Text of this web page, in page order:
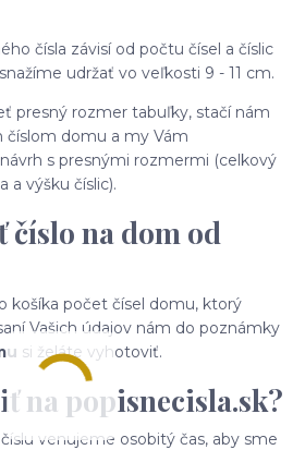
čísla závisí od počtu čísel a číslic
udržať vo veľkosti 9 - 11 cm.
presný rozmer tabuľky, stačí nám
číslom domu a my Vám
s presnými rozmermi (celkový
a výšku číslic).
číslo na dom od
košíka počet čísel domu, ktorý
Vašich údajov nám do poznámky
si želáte vyhotoviť.
na popisnecisla.sk?
venujeme osobitý čas, aby sme